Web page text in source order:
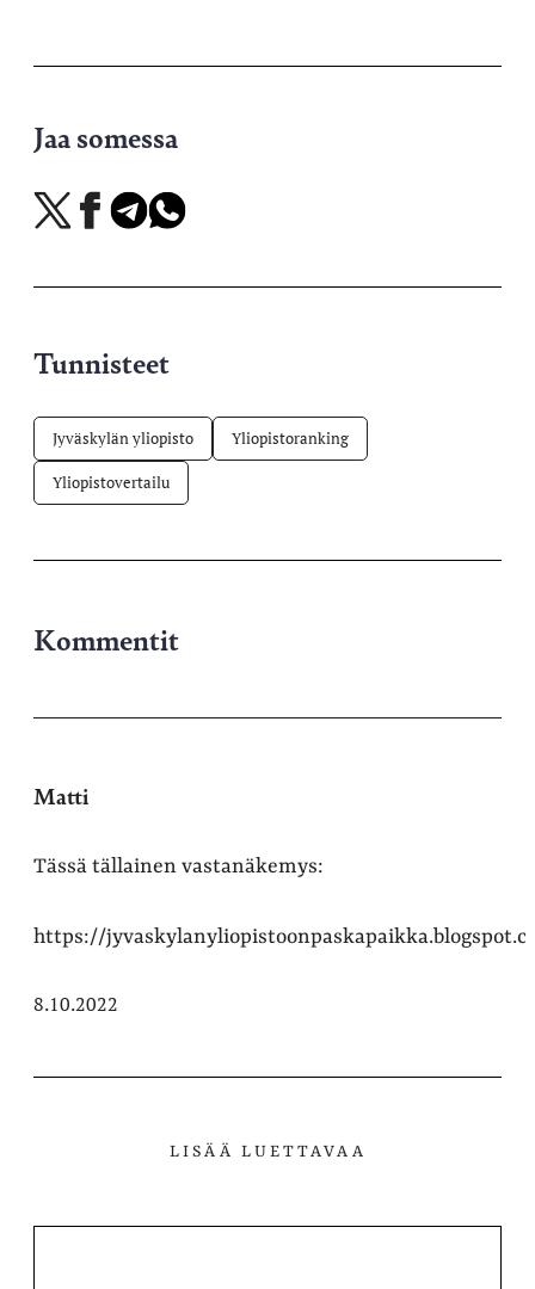
Jaa somessa
Jaa
X-
Jaa
Facebookissa
Jaa
Telegramissa
Jaa
WhatsAppissa
Tunnisteet
Jyväskylän yliopisto Yliopistoranking
Yliopistovertailu
Kommentit
Matti
Tässä tällainen vastanäkemys:
https://
8.10.2022
LISÄÄ LUETTAVAA